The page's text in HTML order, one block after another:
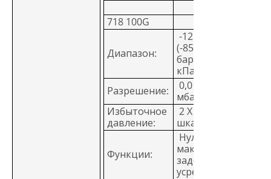
718 100G
Диапазон:
-12 - 100 PSI,
(-850 мбар - 7
бар, -85 - 689,48
кПа)
Разрешение:
0,01 psi, 0,1
мбар, 0,01 кПа
Избыточное
давление:
2 X полная
шкала
Функции:
Нуль, минимум,
максимум,
задержка,
усреднение